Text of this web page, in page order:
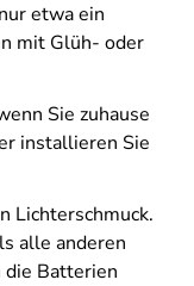
etwa ein
mit Glüh- oder
Sie zuhause
installieren Sie
Lichterschmuck.
alle anderen
die Batterien